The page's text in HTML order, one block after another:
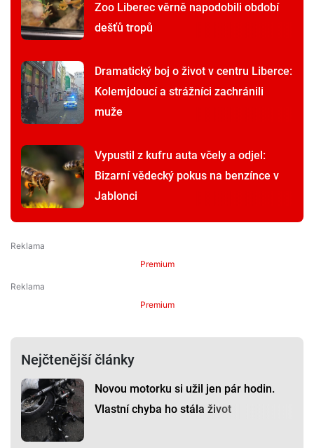
Zoo Liberec věrně napodobili období
dešťů tropů
Dramatický boj o život v centru Liberce:
Kolemjdoucí a strážníci zachránili
muže
Vypustil z kufru auta včely a odjel:
Bizarní vědecký pokus na benzínce v
Jablonci
Premium
Premium
Nejčtenější články
Novou motorku si užil jen pár hodin.
Vlastní chyba ho stála život